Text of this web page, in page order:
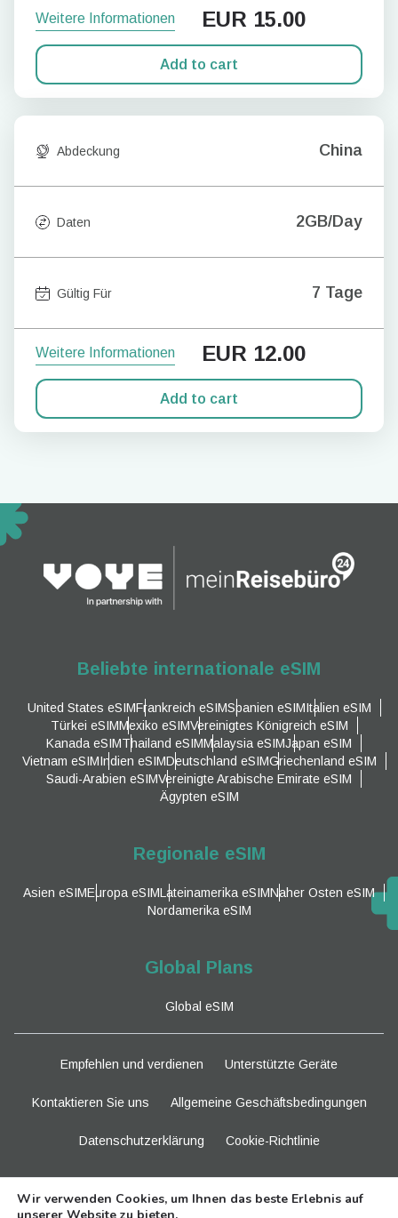
Weitere Informationen EUR 15.00
Add to cart
Abdeckung China
Daten 2GB/Day
Gültig Für 7 Tage
Weitere Informationen EUR 12.00
Add to cart
Beliebte internationale eSIM
United States eSIMFrankreich eSIMSpanien eSIMItalien eSIM
Türkei eSIMMexiko eSIMVereinigtes Königreich eSIM
Kanada eSIMThailand eSIMMalaysia eSIMJapan eSIM
Vietnam eSIMIndien eSIMDeutschland eSIMGriechenland eSIM
Saudi-Arabien eSIMVereinigte Arabische Emirate eSIM
Ägypten eSIM
Regionale eSIM
Asien eSIMEuropa eSIMLateinamerika eSIMNaher Osten eSIM
Nordamerika eSIM
Global Plans
Global eSIM
Empfehlen und verdienen Unterstützte Geräte
Kontaktieren Sie uns Allgemeine Geschäftsbedingungen
Datenschutzerklärung Cookie-Richtlinie
Wir verwenden Cookies, um Ihnen das beste Erlebnis auf